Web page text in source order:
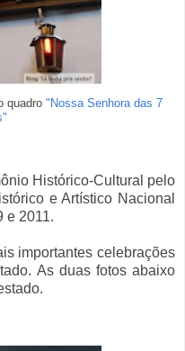
quadro "Nossa Senhora das 7
Histórico-Cultural pelo
e Artístico Nacional
e 2011.
importantes celebrações
As duas fotos abaixo